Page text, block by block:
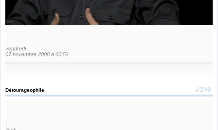
vendredi
07 novembre 2008 à 00:54
#290
Détourageophile